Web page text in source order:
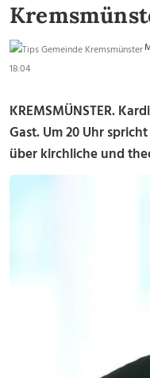
18:04
KREMSMÜNSTER.
Gast. Um 20 Uhr
über kirchliche und